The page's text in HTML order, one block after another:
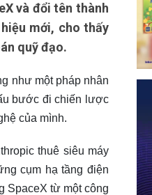
và đổi tên thành
mới, cho thấy
quỹ đạo.
như một pháp nhân
bước đi chiến lược
của mình.
thuê siêu máy
cụm hạ tầng điện
SpaceX từ một công